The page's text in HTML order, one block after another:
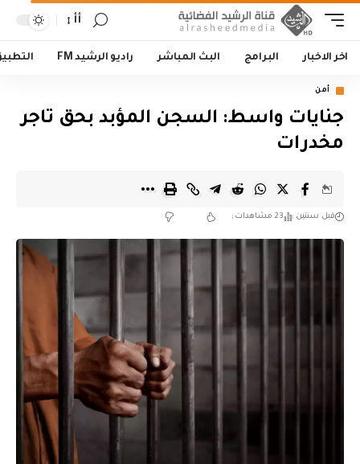
أأ
اخر الاخبار البرامج البث المباشر راديو الرشيد FM
أمن
جنايات واسط: السجن المؤبد بحق تاجر
مخدرات
قبل سنتين 23 مشاهدات